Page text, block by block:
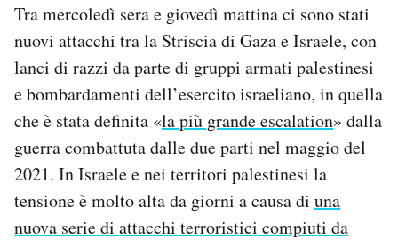
AREA PERSONALE
Area Personale
Newsletter
Notifiche mobile
Regala il Post
Hai bisogno di aiuto?
Tra mercoledì sera e giovedì mattina ci sono stati
nuovi attacchi tra la Striscia di Gaza e Israele, con
lanci di razzi da parte di gruppi armati palestinesi
e bombardamenti dell’esercito israeliano, in quella
che è stata definita «la più grande escalation» dalla
guerra combattuta dalle due parti nel maggio del
2021. In Israele e nei territori palestinesi la
tensione è molto alta da giorni a causa di una
nuova serie di attacchi terroristici compiuti da